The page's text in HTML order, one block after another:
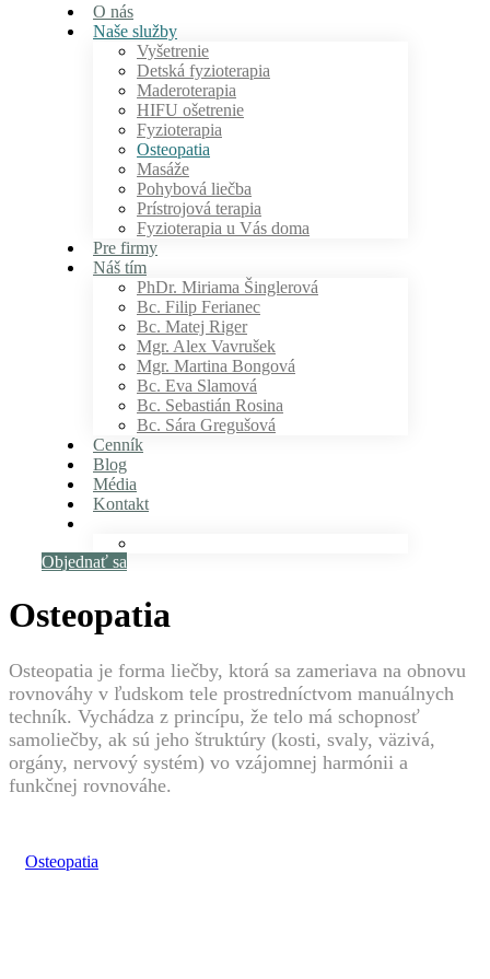
O nás
Naše služby
Vyšetrenie
Detská fyzioterapia
Maderoterapia
HIFU ošetrenie
Fyzioterapia
Osteopatia
Masáže
Pohybová liečba
Prístrojová terapia
Fyzioterapia u Vás doma
Pre firmy
Náš tím
PhDr. Miriama Šinglerová
Bc. Filip Ferianec
Bc. Matej Riger
Mgr. Alex Vavrušek
Mgr. Martina Bongová
Bc. Eva Slamová
Bc. Sebastián Rosina
Bc. Sára Gregušová
Cenník
Blog
Média
Kontakt
Objednať sa
Osteopatia
Osteopatia je forma liečby, ktorá sa zameriava na obnovu
rovnováhy v ľudskom tele prostredníctvom manuálnych
techník. Vychádza z princípu, že telo má schopnosť
samoliečby, ak sú jeho štruktúry (kosti, svaly, väzivá,
orgány, nervový systém) vo vzájomnej harmónii a
funkčnej rovnováhe.
Osteopatia